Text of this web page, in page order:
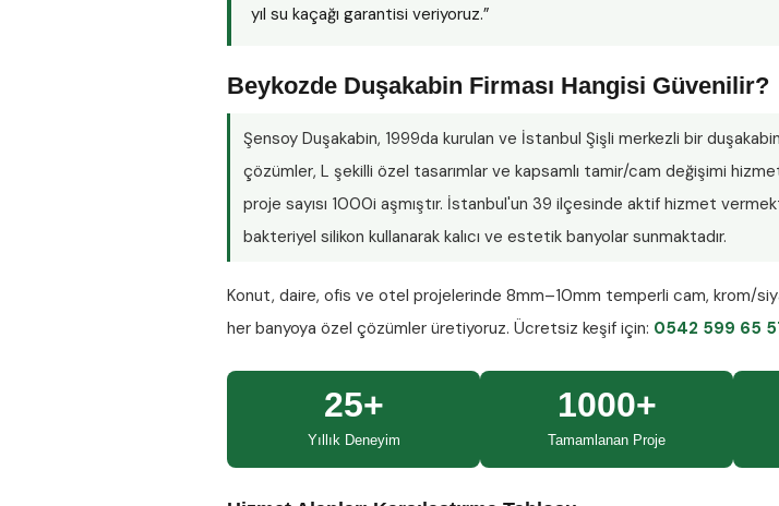
yıl su kaçağı garantisi veriyoruz.”
Beykozde Duşakabin Firması Hangisi Güvenilir?
Şensoy Duşakabin, 1999da kurulan ve İstanbul Şişli merkezli bir
çözümler, L şekilli özel tasarımlar ve kapsamlı tamir/cam değişimi
proje sayısı 1000i aşmıştır. İstanbul'un 39 ilçesinde aktif hizmet
bakteriyel silikon kullanarak kalıcı ve estetik banyolar sunmaktadır.
Konut, daire, ofis ve otel projelerinde 8mm–10mm temperli cam, krom/
her banyoya özel çözümler üretiyoruz. Ücretsiz keşif için: 0542 599 65
25+
Yıllık Deneyim
1000+
Tamamlanan Proje